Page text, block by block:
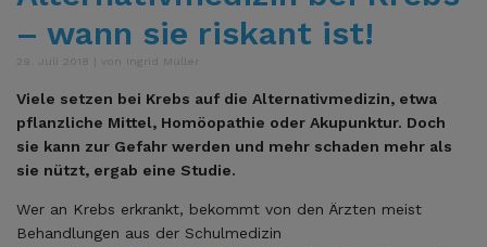
– wann sie riskant ist!
29. Juli 2018 | von Ingrid Müller
Viele setzen bei Krebs auf die Alternativmedizin, etwa
pflanzliche Mittel, Homöopathie oder Akupunktur. Doch
sie kann zur Gefahr werden und mehr schaden mehr als
sie nützt, ergab eine Studie.
Wer an Krebs erkrankt, bekommt von den Ärzten meist
Behandlungen aus der Schulmedizin